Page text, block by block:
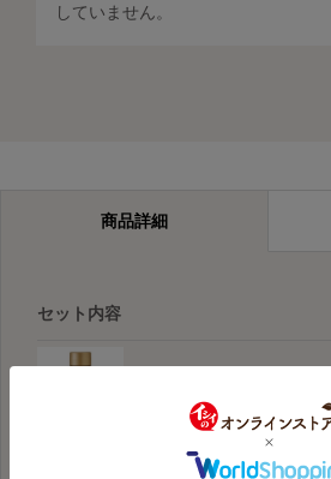
していません。
商品詳細
セット内容
グこく旨しょうゆ×5